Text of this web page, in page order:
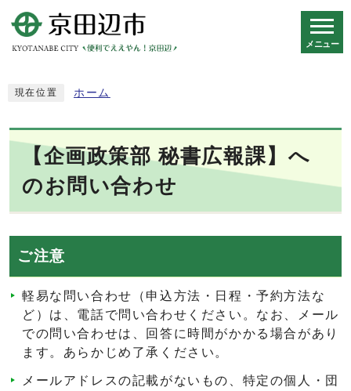
メニュー
現在位置 ホーム
【企画政策部 秘書広報課】へ
のお問い合わせ
ご注意
軽易な問い合わせ（申込方法・日程・予約方法な
ど）は、電話で問い合わせください。なお、メール
での問い合わせは、回答に時間がかかる場合があり
ます。あらかじめ了承ください。
メールアドレスの記載がないもの、特定の個人・団